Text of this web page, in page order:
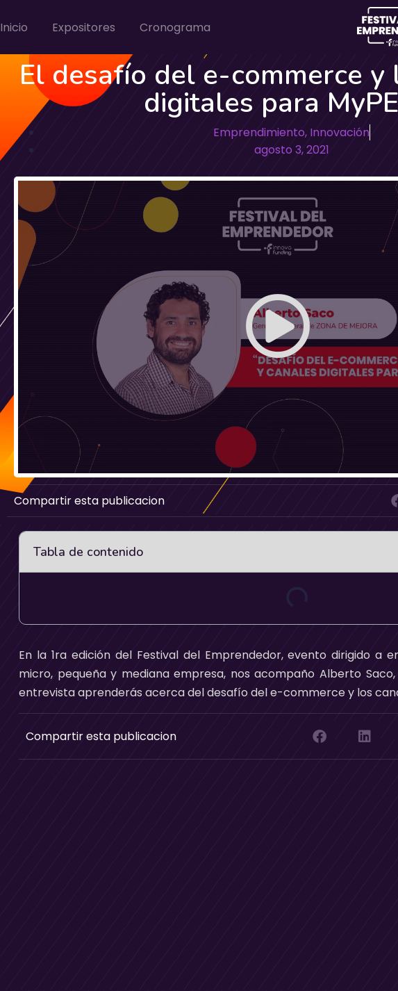
Inicio Expositores Cronograma
El desafío del e-commerce y
digitales para
Emprendimiento, Innovación
agosto 3, 2021
Compartir esta publicacion
Tabla de contenido
En la 1ra edición del Festival del Emprendedor, evento dirigido a
micro, pequeña y mediana empresa, nos acompaño Alberto Saco,
entrevista aprenderás acerca del desafío del e-commerce y los
Compartir esta publicacion